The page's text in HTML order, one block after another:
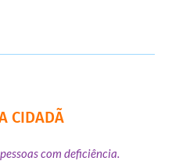
CIDADÃ
com deficiência.